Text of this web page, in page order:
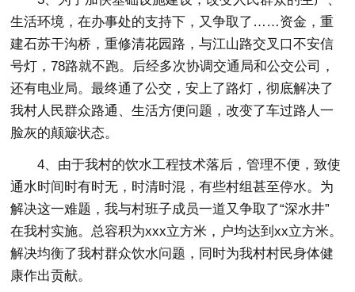
生活环境，在办事处的支持下，又争取了……资金，重
建石苏干沟桥，重修清花园路，与江山路交叉口不安信
号灯，78路就不跑。后经多次协调交通局和公交公司，
还有电业局。最终通了公交，安上了路灯，彻底解决了
我村人民群众路通、生活方便问题，改变了车过路人一
脸灰的颠簸状态。
4、由于我村的饮水工程技术落后，管理不便，致使
通水时间时有时无，时清时混，有些村组甚至停水。为
解决这一难题，我与村班子成员一道又争取了“深水井”
在我村实施。总容积为xxx立方米，户均达到xx立方米。
解决均衡了我村群众饮水问题，同时为我村村民身体健
康作出贡献。